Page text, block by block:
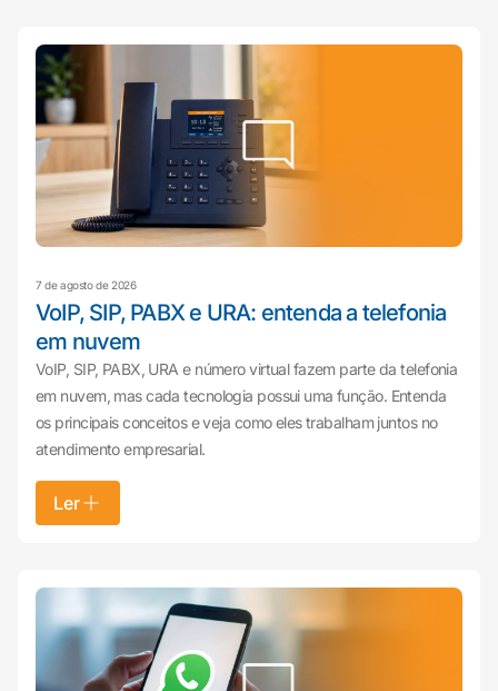
7 de agosto de 2026
VoIP, SIP, PABX e URA: entenda a telefonia
em nuvem
VoIP, SIP, PABX, URA e número virtual fazem parte da telefonia
em nuvem, mas cada tecnologia possui uma função. Entenda
os principais conceitos e veja como eles trabalham juntos no
atendimento empresarial.
Ler